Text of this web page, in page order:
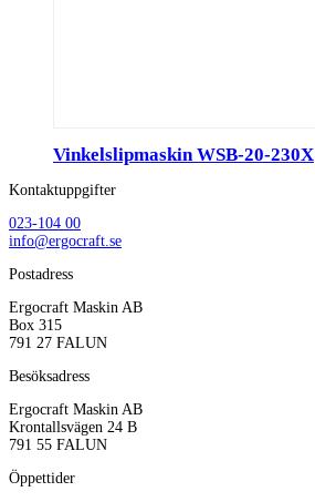
Vinkelslipmaskin WSB-20-230X
Kontaktuppgifter
023-104 00
info@ergocraft.se
Postadress
Ergocraft Maskin AB
Box 315
791 27 FALUN
Besöksadress
Ergocraft Maskin AB
Krontallsvägen 24 B
791 55 FALUN
Öppettider